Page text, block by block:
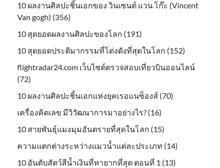
10 ผลงานศิลปะชิ้นเอกของ วินเซนต์ แวน โก๊ะ (Vincent
Van gogh) (356)
10 สุดยอดผลงานศิลปะของโลก (191)
10 สุดยอดประติมากรรมที่โด่งดังที่สุดในโลก (152)
flightradar24.com เว็บไซต์ตรวจสอบเที่ยวบินออนไลน์
(72)
10 ผลงานศิลปะชิ้นเอกแห่งยุคเรอแนซ็องส์ (70)
เครื่องคิดเลข มีวิวัฒนาการมาอย่างไร? (16)
10 สายพันธุ์แมงมุมอันตรายที่สุดในโลก (15)
ความแตกต่างระหว่างแมวน้ำแต่ละประเภท (14)
10 อันดับสัตว์สีน้ำเงินที่หายากที่สุด ตอนที่ 1 (13)